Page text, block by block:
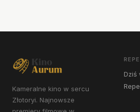
Kameralne kino w sercu
Złotoryi. Najnowsze
Dziś